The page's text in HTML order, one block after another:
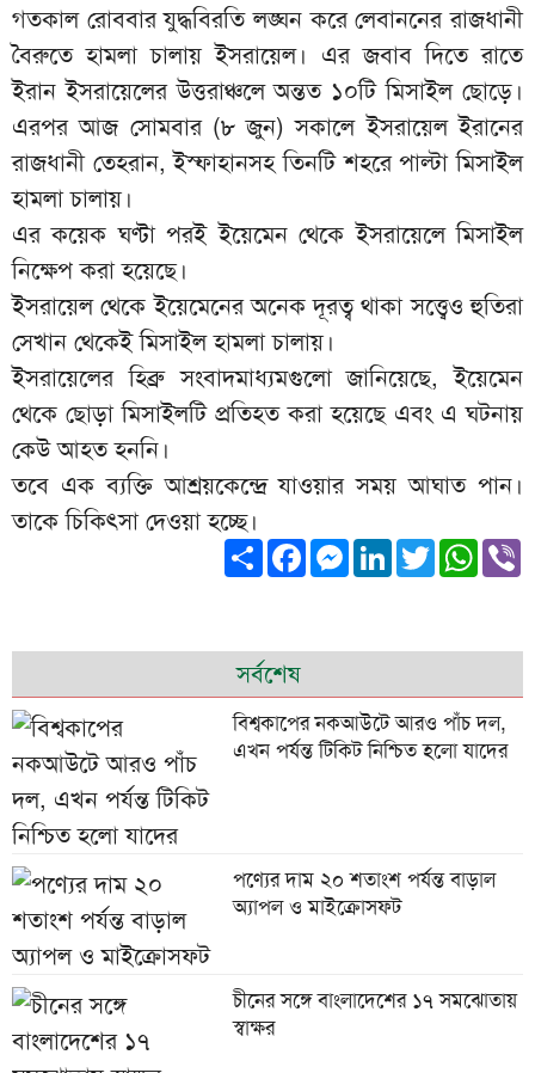
গতকাল রোববার যুদ্ধবিরতি লঙ্ঘন করে লেবাননের রাজধানী
বৈরুতে হামলা চালায় ইসরায়েল। এর জবাব দিতে রাতে
ইরান ইসরায়েলের উত্তরাঞ্চলে অন্তত ১০টি মিসাইল ছোড়ে।
এরপর আজ সোমবার (৮ জুন) সকালে ইসরায়েল ইরানের
রাজধানী তেহরান, ইস্ফাহানসহ তিনটি শহরে পাল্টা মিসাইল
হামলা চালায়।
এর কয়েক ঘণ্টা পরই ইয়েমেন থেকে ইসরায়েলে মিসাইল
নিক্ষেপ করা হয়েছে।
ইসরায়েল থেকে ইয়েমেনের অনেক দূরত্ব থাকা সত্ত্বেও হুতিরা
সেখান থেকেই মিসাইল হামলা চালায়।
ইসরায়েলের হিব্রু সংবাদমাধ্যমগুলো জানিয়েছে, ইয়েমেন
থেকে ছোড়া মিসাইলটি প্রতিহত করা হয়েছে এবং এ ঘটনায়
কেউ আহত হননি।
তবে এক ব্যক্তি আশ্রয়কেন্দ্রে যাওয়ার সময় আঘাত পান।
তাকে চিকিৎসা দেওয়া হচ্ছে।
ShareFacebook
Messenger
LinkedIn
Twitter
সর্বশেষ
বিশ্বকাপের নকআউটে আরও পাঁচ দল,
এখন পর্যন্ত টিকিট নিশ্চিত হলো যাদের
পণ্যের দাম ২০ শতাংশ পর্যন্ত বাড়াল
অ্যাপল ও মাইক্রোসফট
চীনের সঙ্গে বাংলাদেশের ১৭ সমঝোতায়
স্বাক্ষর